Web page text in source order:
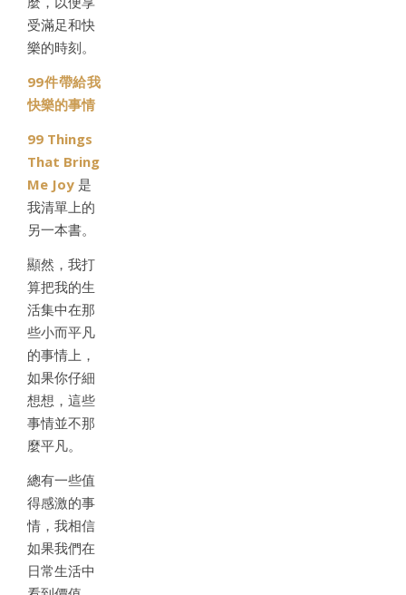
受滿足和快
樂的時刻。
99件帶給我
快樂的事情
99 Things
That Bring
Me Joy 是
我清單上的
另一本書。
顯然，我打
算把我的生
活集中在那
些小而平凡
的事情上，
如果你仔細
想想，這些
事情並不那
麼平凡。
總有一些值
得感激的事
情，我相信
如果我們在
日常生活中